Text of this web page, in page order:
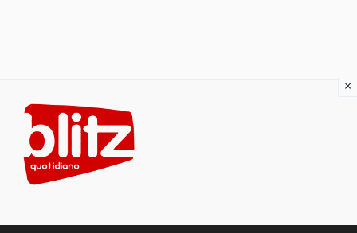
content
×